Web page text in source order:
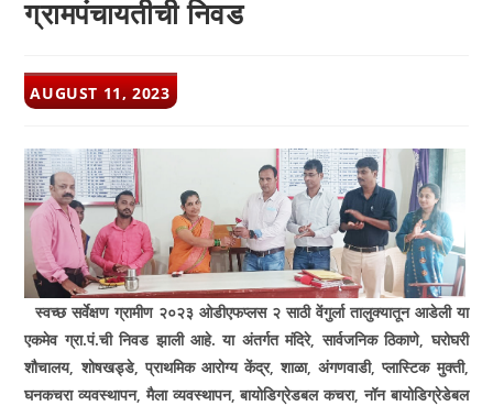
ग्रामपंचायतीची निवड
POST
PUBLISHED:
AUGUST 11, 2023
स्वच्छ सर्वेक्षण ग्रामीण २०२३ ओडीएफप्लस २ साठी वेंगुर्ला तालुक्यातून आडेली या
एकमेव ग्रा.पं.ची निवड झाली आहे. या अंतर्गत मंदिरे,सार्वजनिक ठिकाणे,घरोघरी
शौचालय,शोषखड्डे,प्राथमिक आरोग्य केंद्र,शाळा,अंगणवाडी,प्लास्टिक मुक्ती,
घनकचरा व्यवस्थापन,मैला व्यवस्थापन,बायोडिग्रेडबल कचरा,नॉन बायोडिग्रेडेबल